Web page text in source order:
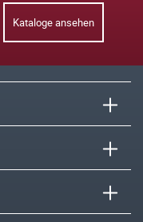
Kataloge ansehen